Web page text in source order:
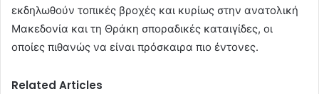
εκδηλωθούν τοπικές βροχές και κυρίως στην ανατολική
Μακεδονία και τη Θράκη σποραδικές καταιγίδες, οι
οποίες πιθανώς να είναι πρόσκαιρα πιο έντονες.
Related Articles